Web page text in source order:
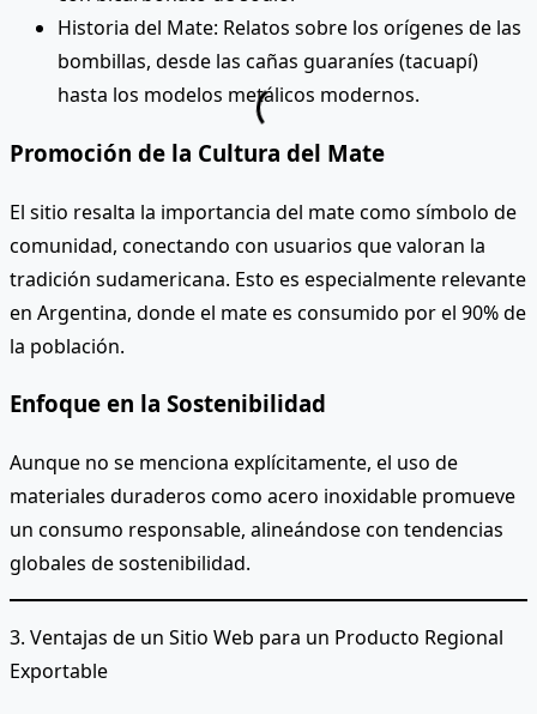
Historia del Mate: Relatos sobre los orígenes de las
bombillas, desde las cañas guaraníes (tacuapí)
hasta los modelos metálicos modernos.
Promoción de la Cultura del Mate
El sitio resalta la importancia del mate como símbolo de
comunidad, conectando con usuarios que valoran la
tradición sudamericana. Esto es especialmente relevante
en Argentina, donde el mate es consumido por el 90% de
la población.
Enfoque en la Sostenibilidad
Aunque no se menciona explícitamente, el uso de
materiales duraderos como acero inoxidable promueve
un consumo responsable, alineándose con tendencias
globales de sostenibilidad.
3. Ventajas de un Sitio Web para un Producto Regional
Exportable